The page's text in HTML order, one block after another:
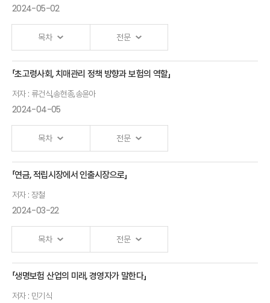
2024-05-02
목차 전문
국내 중소기업 보험시장 현황과
이슈
제조업종설문조사를중심으로-
김혜성 국제손해사정고문,
경영학박사
SME
Risks -
Big Data
분석을
「초고령사회, 치매관리 정책 방향과 보험의 역할」
저자 : 류건식,송현종,송윤아
2024-04-05
목차 전문
초고령사회
류건식 RMI
보험경영연구소
연구위원
「연금, 적립시장에서 인출시장으로」
저자 : 장철
2024-03-22
목차 전문
연금,
「생명보험 산업의 미래, 경영자가 말한다」
저자 : 민기식